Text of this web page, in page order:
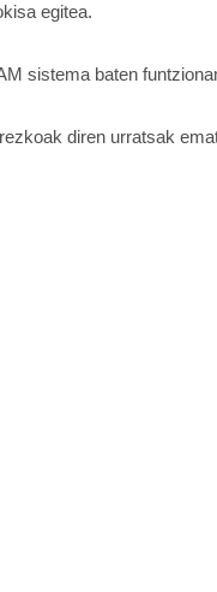
egitea.
sistema baten
diren urratsak